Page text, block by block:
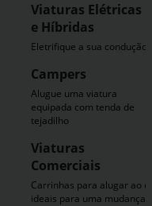
Viaturas Elétricas
e Híbridas
Eletrifique a sua condução
Campers
Alugue uma viatura
equipada com tenda de
tejadilho
Viaturas
Comerciais
Carrinhas para alugar ao dia
ideais para uma mudança